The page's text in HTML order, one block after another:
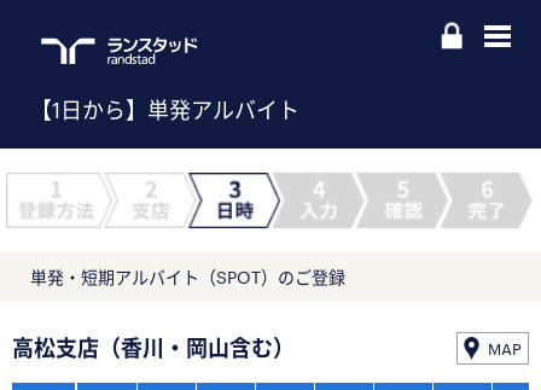
【1日から】単発アルバイト
単発・短期アルバイト（SPOT）のご登録
高松支店（香川・岡山含む） MAP